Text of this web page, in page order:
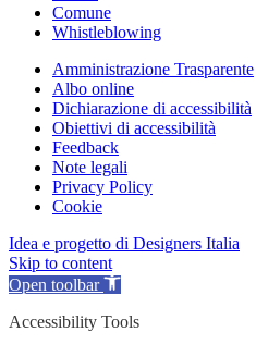
Comune
Whistleblowing
Amministrazione Trasparente
Albo online
Dichiarazione di accessibilità
Obiettivi di accessibilità
Feedback
Note legali
Privacy Policy
Cookie
Idea e progetto di Designers Italia
Skip to content
Open toolbar
Accessibility Tools